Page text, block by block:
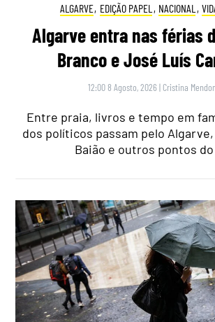
ALGARVE, EDIÇÃO PAPEL , NACIONAL ,
Algarve entra nas férias
Branco e José Luís
12:00 8 Agosto, 2026 | Cristina
Entre praia, livros e tempo em
dos políticos passam pelo
Baião e outros pontos